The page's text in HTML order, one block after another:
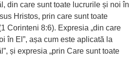
din care sunt toate lucrurile și noi în
Hristos, prin care sunt toate
Corinteni 8:6). Expresia „din care
în El”, așa cum este aplicată la
și expresia „prin Care sunt toate